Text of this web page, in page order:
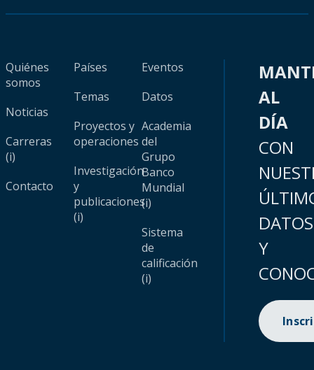
Quiénes
somos
Noticias
Carreras
(i)
Contacto
Países
Temas
Proyectos y
operaciones
Investigación
y
publicaciones
(i)
Eventos
Datos
Academia
del
Grupo
Banco
Mundial
(i)
Sistema
de
calificación
(i)
AL
DÍA
CON
DATOS
Y